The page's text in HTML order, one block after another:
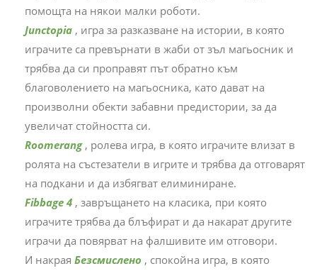
помощта на някои малки роботи.
Junctopia , игра за разказване на истории, в която
играчите са превърнати в жаби от зъл магьосник и
трябва да си проправят път обратно към
благоволението на магьосника, като дават на
произволни обекти забавни предистории, за да
увеличат стойността си.
Roomerang , ролева игра, в която играчите влизат в
ролята на състезатели в игрите и трябва да отговарят
на подкани и да избягват елиминиране.
Fibbage 4 , завръщането на класика, при която
играчите трябва да блъфират и да накарат другите
играчи да повярват на фалшивите им отговори.
И накрая Безсмислено , спокойна игра, в която